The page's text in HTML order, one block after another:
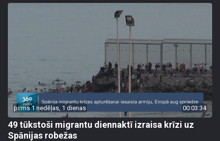
pirms 1 nedēļas, 1 dienas 00:03:34
49 tūkstoši migrantu diennaktī izraisa krīzi uz
Spānijas robežas